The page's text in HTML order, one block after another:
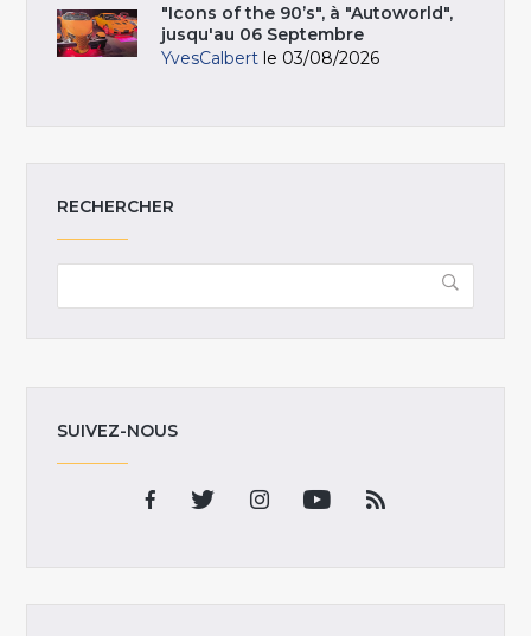
"Icons of the 90’s", à "Autoworld",
jusqu'au 06 Septembre
YvesCalbert le 03/08/2026
RECHERCHER
SUIVEZ-NOUS